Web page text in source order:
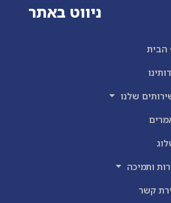
ניווט באתר
הבית
שלנו
ותמיכה
קשר